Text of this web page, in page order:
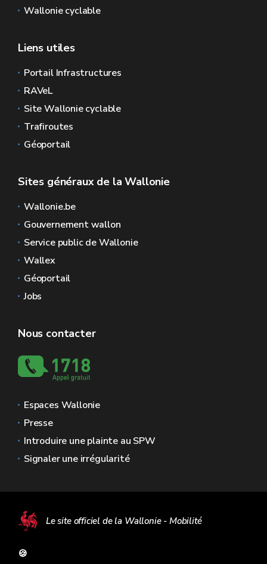
Wallonie cyclable
Liens utiles
Portail Infrastructures
RAVeL
Site Wallonie cyclable
Trafiroutes
Géoportail
Sites généraux de la Wallonie
Wallonie.be
Gouvernement wallon
Service public de Wallonie
Wallex
Géoportail
Jobs
Nous contacter
Espaces Wallonie
Presse
Introduire une plainte au SPW
Signaler une irrégularité
Le site officiel de la Wallonie - Mobilité
🍪